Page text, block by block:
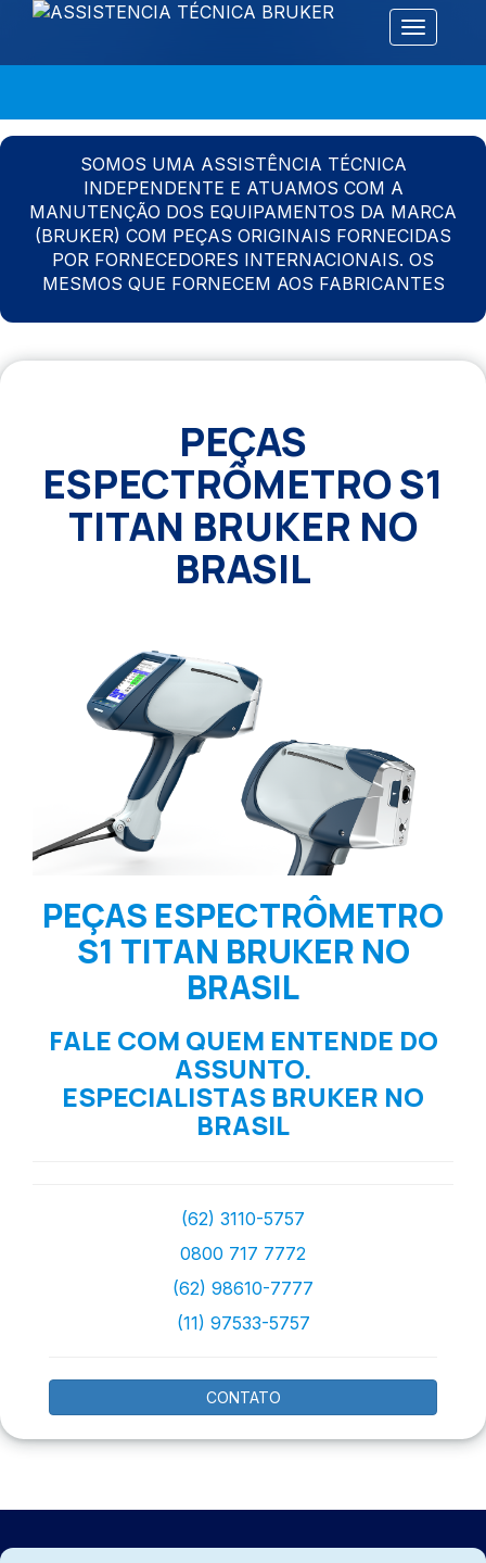
Alternar
SOMOS UMA ASSISTÊNCIA TÉCNICA
INDEPENDENTE E ATUAMOS COM A
MANUTENÇÃO DOS EQUIPAMENTOS DA MARCA
(BRUKER) COM PEÇAS ORIGINAIS FORNECIDAS
POR FORNECEDORES INTERNACIONAIS. OS
MESMOS QUE FORNECEM AOS FABRICANTES
PEÇAS
ESPECTRÔMETRO S1
TITAN BRUKER NO
BRASIL
PEÇAS ESPECTRÔMETRO
S1 TITAN BRUKER NO
BRASIL
FALE COM QUEM ENTENDE DO
ASSUNTO.
ESPECIALISTAS BRUKER NO
BRASIL
(62) 3110-5757
0800 717 7772
(62) 98610-7777
(11) 97533-5757
CONTATO